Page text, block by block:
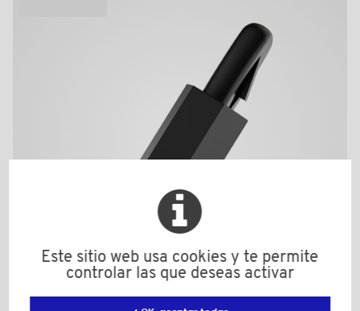
Este sitio web usa cookies y te permite
controlar las que deseas activar